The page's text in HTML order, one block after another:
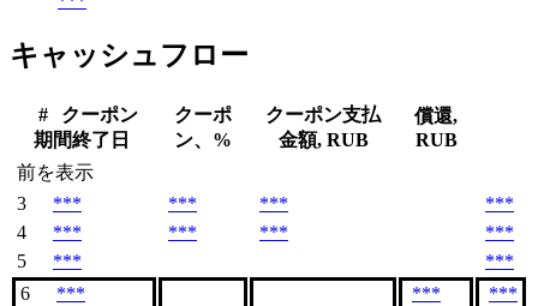
キャッシュフロー
#
クーポン
期間終了日
クーポ
ン、%
クーポン支払
金額, RUB
償還,
RUB
前を表示
3
*** *** ***
***
4
*** *** ***
***
5
***
***
6
*** ***
***